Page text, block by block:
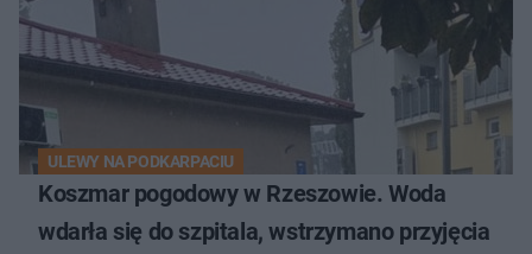
ULEWY NA PODKARPACIU
Koszmar pogodowy w Rzeszowie. Woda
wdarła się do szpitala, wstrzymano przyjęcia